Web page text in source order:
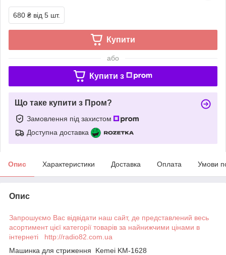
680 ₴ від 5 шт.
Купити
або
Купити з
Що таке купити з Пром?
Замовлення під захистом
Доступна доставка
Опис Характеристики Доставка Оплата Умови
Опис
Запрошуємо Вас відвідати наш сайт, де представлений весь
асортимент цієї категорії товарів за найнижчими цінами в
інтернеті http://radio82.com.ua
Машинка для стриження Kemei KM-1628